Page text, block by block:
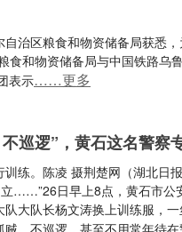
治区粮食和物资储备局获悉
食和物资储备局与中国铁路乌
表示……更多
巡逻”，黄石这名警察
训练。陈凌 摄荆楚网（湖北日
……”26日早上8点，黄石市公
大队长杨文涛换上训练服，
、不巡逻，甚至不用常年待